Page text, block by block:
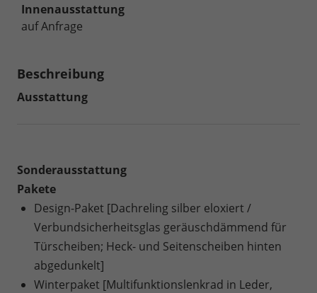
Innenausstattung
auf Anfrage
Beschreibung
Ausstattung
Sonderausstattung
Pakete
Design-Paket [Dachreling silber eloxiert /
Verbundsicherheitsglas geräuschdämmend für
Türscheiben; Heck- und Seitenscheiben hinten
abgedunkelt]
Winterpaket [Multifunktionslenkrad in Leder,